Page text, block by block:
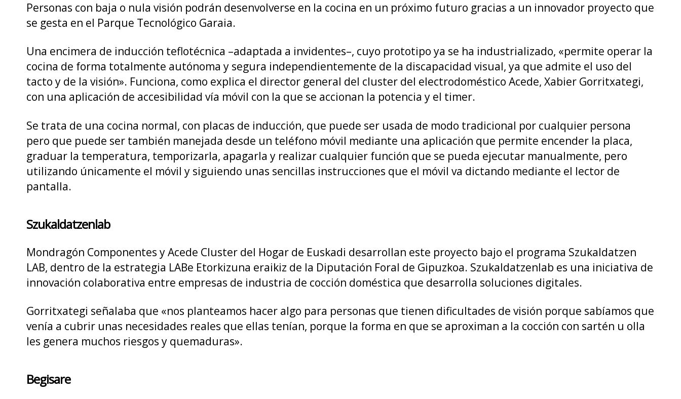
Personas con baja o nula visión podrán desenvolverse en la cocina en un próximo futuro gracias a un innovador proyecto que
se gesta en el Parque Tecnológico Garaia.
Una encimera de inducción teflotécnica –adaptada a invidentes–, cuyo prototipo ya se ha industrializado, «permite operar la
cocina de forma totalmente autónoma y segura independientemente de la discapacidad visual, ya que admite el uso del
tacto y de la visión». Funciona, como explica el director general del cluster del electrodoméstico Acede, Xabier Gorritxategi,
con una aplicación de accesibilidad vía móvil con la que se accionan la potencia y el timer.
Se trata de una cocina normal, con placas de inducción, que puede ser usada de modo tradicional por cualquier persona
pero que puede ser también manejada desde un teléfono móvil mediante una aplicación que permite encender la placa,
graduar la temperatura, temporizarla, apagarla y realizar cualquier función que se pueda ejecutar manualmente, pero
utilizando únicamente el móvil y siguiendo unas sencillas instrucciones que el móvil va dictando mediante el lector de
pantalla.
Szukaldatzenlab
Mondragón Componentes y Acede Cluster del Hogar de Euskadi desarrollan este proyecto bajo el programa Szukaldatzen
LAB, dentro de la estrategia LABe Etorkizuna eraikiz de la Diputación Foral de Gipuzkoa. Szukaldatzenlab es una iniciativa de
innovación colaborativa entre empresas de industria de cocción doméstica que desarrolla soluciones digitales.
Gorritxategi señalaba que «nos planteamos hacer algo para personas que tienen dificultades de visión porque sabíamos que
venía a cubrir unas necesidades reales que ellas tenían, porque la forma en que se aproximan a la cocción con sartén u olla
les genera muchos riesgos y quemaduras».
Begisare